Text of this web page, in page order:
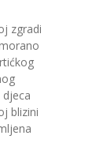
zgradi
blizini